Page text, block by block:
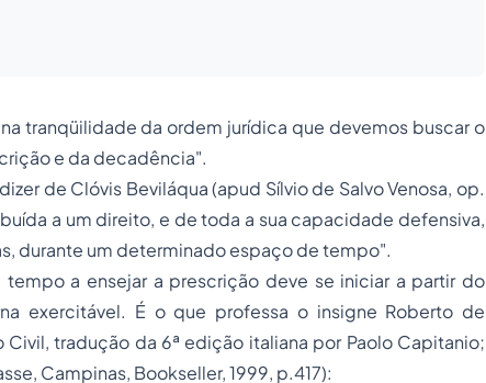
tranqüilidade da ordem jurídica que devemos buscar o
e da decadência".
de Clóvis Beviláqua (apud Sílvio de Salvo Venosa, op.
a um direito, e de toda a sua capacidade defensiva,
durante um determinado espaço de tempo".
a ensejar a prescrição deve se iniciar a partir do
exercitável. É o que professa o insigne Roberto de
tradução da 6ª edição italiana por Paolo Capitanio;
Campinas, Bookseller, 1999, p.417):